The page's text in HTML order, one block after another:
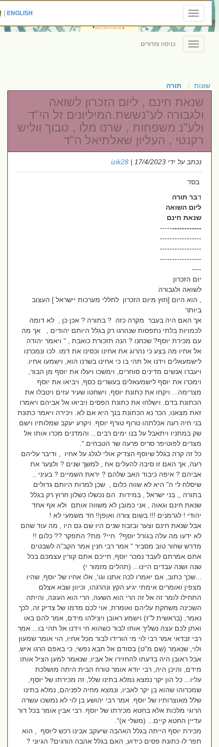
Toggle
navigation
ENGLISH
|
Toggle
navigation
כניסה ומדורים
שונות תורה
שנאת חינם , ליום הזכרון לשואה
ולגבורה לע"נששת המיליונים זל הי"ד
ולע"נ משפחות , שרנו מלו , טבוך ווליש
רקנטי , העליון שאלתיאל ה"ד
נכתב על ידי izik28| 17/4/2023
בסד
בר תורה
ליום השואה
שנאת חינם
------------
-----
-----------------
-----------------
-----------------
----
יום הזכרון
לשואה ולגבורה
, הוא היום [חוץ מיום הזכרון לחללי מערכות יישראל ] העצוב
ביותר
אך האם היה בעבר מקרה כזה ? בתורה ? אכן כן , לא דומה
לכמויות בלתי נתפסות שנהרגו רק בגלל היותם יהודים , אך מה
עם מכירת יוסף? שכחנו ? הנה תזכורת כואבת , " ויאמר יהודה
אל אחיו מה בצע כי נהרוג את אחינו וכסינו את דמו. לכו ונמכרנו
לישמעאלים וידנו אל תהי בו כי אחינו בשרנו הוא, וישמעו אחיו.
ויעברו אנשים מדינים סוחרים, וימשכו ויעלו את יוסף מן הבור,
וימכרו את יוסף לישמעאלים בעשרים כסף, ויביאו את יוסף
מצרימה... ויקחו את כתונת יוסף, וישחטו שעיר עזים ויטבלו את
הכתונת בדם. וישלחו את כתונת הפסים ויביאו אל אביהם ויאמרו
זאת מצאנו, הכר נא הכתונת בנך היא אם לא. ויכירה ויאמר כתונת
בני חיה רעה אכלתהו טרוף טורף יוסף. ויקרע יעקב שמלותיו וישם
שק במתניו ויתאבל על בנו ימים רבים... והמדנים מכרו אותו אל
מצרים לפוטיפר סריס פרעה שר הטבחים.".
כל זה קרה בגלל שיוסף הצדיק אולי לגלג על אחיו , ודיבר עליהם
רעה, אך האם זו סיבה להעלים אח , למשך שנים ? ולצער את
אביהם ? איפה כיבוד האב שלהם ? יראת השמיים ? בעיני ..
שיסלח לי ה" היא לא שווה כלום , שכן למרות היותם גדולים
בתורה ,, בני ישראל , במידות הם נכשלו כשלון חרוץ רק בגלל
שנאת חינם וגאוה , אני כמובן לא משווה אותם ולא אף אחד
יהודי ! לגרמנים !!! בשום צורה ואופן!! חד משמעי לא !
אבל שנאת חינם וצער ובזבוז שנים היו שם גם היו , מה עוד שהם
לא ידעו מה עלה בגורל יוסף? חיי? מת? התפקר ?? כלום !!
מדרש שחור טוב מסביר " אמר רבי חנין אמר הקב"ה לשבטים
אתם אמרתם לעבד נמכר יוסף, חייכם אתם קורין עצמכם בכל
שנה ושנה עבדים היינו... (תהלים מזמור י)
...שכך כתוב, אם יאמרו לכה אתנו וגו', אלו אחיו של יוסף, שהיו
מצפין ואומרים אימתי יגיע הקץ ונהרגהו, וכיוון שבא אצלם
התחילו לומר זה אל זה הרי הוא השעה, הרי הוא העונה, והיתה
השכינה משחקת עליהם ואומרת, אוי לכם מדמו של צדיק זה, לכך
נאמר, (בראשית ל"ז) וישמע ראובן ויצילהו מידם, אמר להם באו
ואתן לכם עצה נשליך אותו לבור כשהוא חי וידנו אל תהי בו... אמר
רבי זבדאי אמר רבי לוי מי הורידו לבור מכל אחיו, הוי אומר שמעון
ולוי, שנאמר (שם מ"ט) בסודם אל תבא נפשי, כי באפם הרגו איש,
אבל ראובן היה בדעתו להחזירו אל אביו, שנאמר למען הציל אותו
מידם, והיכן היה, רבי יודא אומר טורח הבית היתה מושלכת
עליו... כל הון יקר נמצא נמלא בתינו שלל, זה מכירתו של יוסף,
שמכרוהו שהוא בן יקר לאביו, ונמצא מחיה לפניהם, נמלא בתינו
שלל מאוצרותיו של יוסף. אמר רבי יהושע בן לוי לא נמשכו עשרה
הרוגי מלכות אלא בחטא מכירתו של יוסף. רבי אבין אומר בכל דור
עדיין החטא קיים... (משלי א)".
מכירת יוסף הייתה בגלל האהבה שיעקב אבינו רכש ליוסף , הוא
תפר לו כתונת פסים כידוע, האם בגלל אהבה הורגים? הגיוני ?